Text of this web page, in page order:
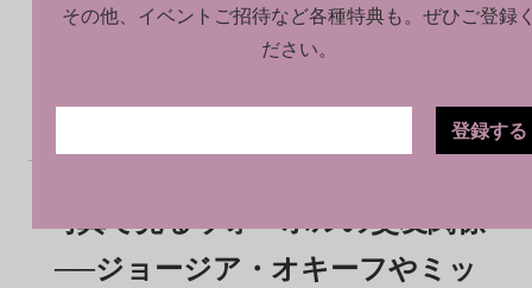
写真で見るウォーホルの交友関係
──ジョージア・オキーフやミッ
その他、イベントご招待など各種特典も。ぜひご登録
ださい。
登録する